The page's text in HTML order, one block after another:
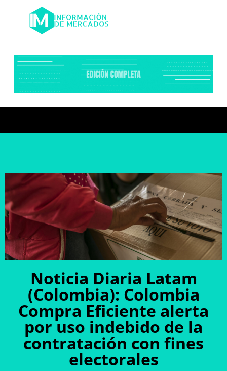
Noticia Diaria Latam
(Colombia): Colombia
Compra Eficiente alerta
por uso indebido de la
contratación con fines
electorales